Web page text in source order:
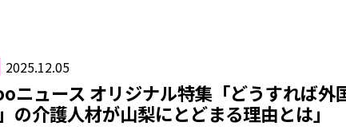
2025.12.05
ニュース オリジナル特集「どうすれば
の介護人材が山梨にとどまる理由とは」